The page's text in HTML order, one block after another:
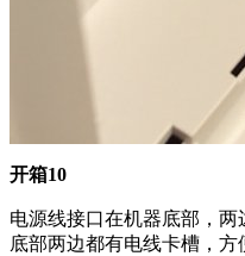
开箱10
电源线接口在机器底部，
底部两边都有电线卡槽，方